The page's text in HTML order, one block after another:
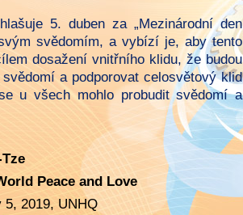
5. duben za „Mezinárodní den
svědomím, a vybízí je, aby tento
dosažení vnitřního klidu, že budou
a podporovat celosvětový klid
u všech mohlo probudit svědomí a
Peace and Love
5, 2019, UNHQ